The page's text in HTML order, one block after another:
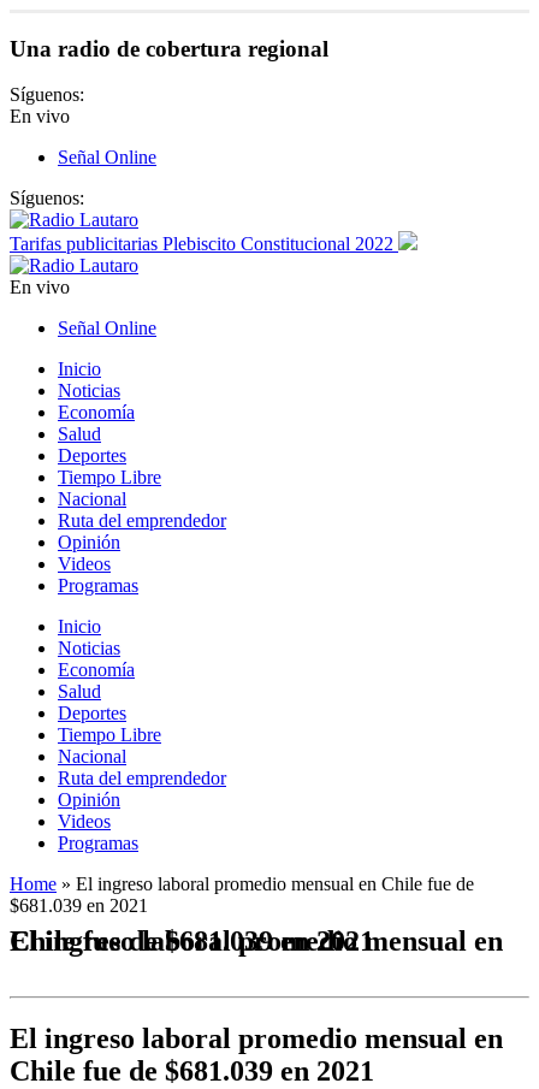
Una radio de cobertura regional
Síguenos:
En vivo
Señal Online
Síguenos:
Tarifas publicitarias Plebiscito Constitucional 2022
En vivo
Señal Online
Inicio
Noticias
Economía
Salud
Deportes
Tiempo Libre
Nacional
Ruta del emprendedor
Opinión
Videos
Programas
Inicio
Noticias
Economía
Salud
Deportes
Tiempo Libre
Nacional
Ruta del emprendedor
Opinión
Videos
Programas
Home » El ingreso laboral promedio mensual en Chile fue de
$681.039 en 2021
El ingreso laboral promedio mensual en Chile fue de $681.039 en 2021
El ingreso laboral promedio mensual en
Chile fue de $681.039 en 2021